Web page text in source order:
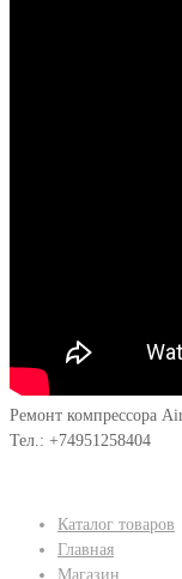
Ремонт компрессора
Тел.: +74951258404
Каталог товаров
Главная
Магазин